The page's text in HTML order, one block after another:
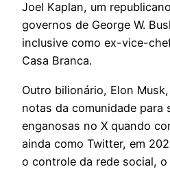
Joel Kaplan, um
governos de George W.
inclusive como ex-vice-
Casa Branca.
Outro bilionário, Elon
notas da comunidade para
enganosas no X quando
ainda como Twitter, em
o controle da rede social,